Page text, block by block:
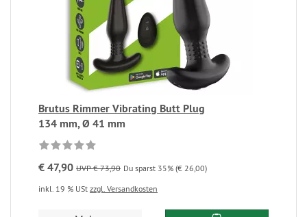
Brutus Rimmer Vibrating Butt Plug
134 mm, Ø 41 mm
€ 47,90 UVP € 73,90 Du sparst 35% (€ 26,00)
inkl. 19 % USt zzgl. Versandkosten